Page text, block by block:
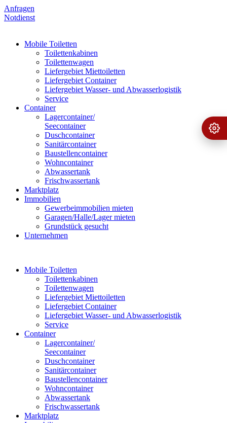
Anfragen
Notdienst
Mobile Toiletten
Toilettenkabinen
Toilettenwagen
Liefergebiet Miettoiletten
Liefergebiet Container
Liefergebiet Wasser- und Abwasserlogistik
Service
Container
Lagercontainer/
Seecontainer
Duschcontainer
Sanitärcontainer
Baustellencontainer
Wohncontainer
Abwassertank
Frischwassertank
Marktplatz
Immobilien
Gewerbeimmobilien mieten
Garagen/Halle/Lager mieten
Grundstück gesucht
Unternehmen
Mobile Toiletten
Toilettenkabinen
Toilettenwagen
Liefergebiet Miettoiletten
Liefergebiet Container
Liefergebiet Wasser- und Abwasserlogistik
Service
Container
Lagercontainer/
Seecontainer
Duschcontainer
Sanitärcontainer
Baustellencontainer
Wohncontainer
Abwassertank
Frischwassertank
Marktplatz
›